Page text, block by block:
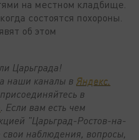
на местном кладбище.
состоятся похороны.
об этом
Царьграда!
наши каналы в Яндекс.
в
. Если вам есть чем
"Царьград-Ростов-на-
наблюдения, вопросы,